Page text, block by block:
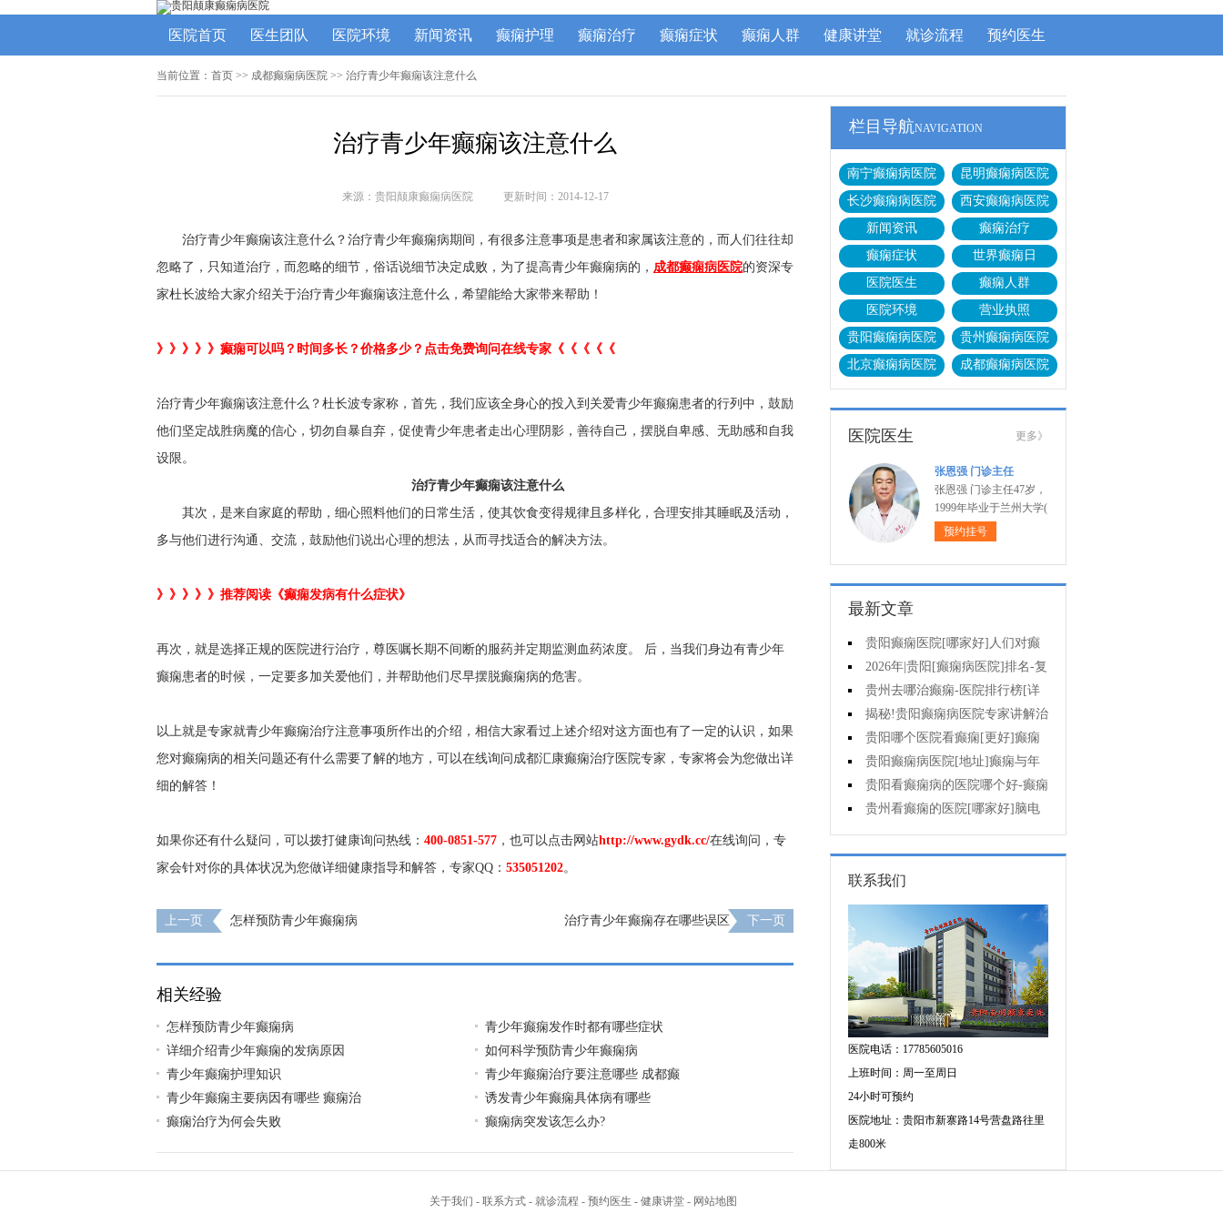
医院首页 医生团队 医院环境 新闻资讯 癫痫护理 癫痫治疗 癫痫症状 癫痫人群 健康讲堂 就诊流程 预约医生
当前位置： 首页 >> 成都癫痫病医院 >> 治疗青少年癫痫该注意什么
治疗青少年癫痫该注意什么
来源：贵阳颠康癫痫病医院 更新时间：2014-12-17
治疗青少年癫痫该注意什么？治疗青少年癫痫病期间，有很多注意事项是患者和家属该注意的，而人们往往却
忽略了，只知道治疗，而忽略的细节，俗话说细节决定成败，为了提高青少年癫痫病的， 成都癫痫病医院的资深专
家杜长波给大家介绍关于治疗青少年癫痫该注意什么，希望能给大家带来帮助！
》》》》》癫痫可以吗？时间多长？价格多少？点击免费询问在线专家《《《《 《
治疗青少年癫痫该注意什么？杜长波专家称，首先，我们应该全身心的投入到关爱青少年癫痫患者的行列中，鼓励
他们坚定战胜病魔的信心，切勿自暴自弃，促使青少年患者走出心理阴影，善待自己，摆脱自卑感、无助感和自我
设限。
治疗青少年癫痫该注意什么
其次，是来自家庭的帮助，细心照料他们的日常生活，使其饮食变得规律且多样化，合理安排其睡眠及活动，
多与他们进行沟通、交流，鼓励他们说出心理的想法，从而寻找适合的解决方法。
》》》》》推荐阅读《癫痫发病有什么症状》
再次，就是选择正规的医院进行治疗，尊医嘱长期不间断的服药并定期监测血药浓度。 后，当我们身边有青少年
癫痫患者的时候，一定要多加关爱他们，并帮助他们尽早摆脱癫痫病的危害。
以上就是专家就青少年癫痫治疗注意事项所作出的介绍，相信大家看过上述介绍对这方面也有了一定的认识，如果
您对癫痫病的相关问题还有什么需要了解的地方，可以在线询问成都汇康癫痫治疗医院专家，专家将会为您做出详
细的解答！
如果你还有什么疑问，可以拨打健康询问热线： 400-0851-577 ，也可以点击网站http://www.gydk.cc/在线询问，专
家会针对你的具体状况为您做详细健康指导和解答，专家QQ： 535051202。
上一页 怎样预防青少年癫痫病 治疗青少年癫痫存在哪些误区 下一页
相关经验
怎样预防青少年癫痫病
青少年癫痫发作时都有哪些症状
详细介绍青少年癫痫的发病原因
如何科学预防青少年癫痫病
青少年癫痫护理知识
青少年癫痫治疗要注意哪些 成都癫
青少年癫痫主要病因有哪些 癫痫治
诱发青少年癫痫具体病有哪些
癫痫治疗为何会失败
癫痫病突发该怎么办?
栏目导航NAVIGATION
南宁癫痫病医院
昆明癫痫病医院
长沙癫痫病医院
西安癫痫病医院
新闻资讯
癫痫治疗
癫痫症状
世界癫痫日
医院医生
癫痫人群
医院环境
营业执照
贵阳癫痫病医院
贵州癫痫病医院
北京癫痫病医院
成都癫痫病医院
医院医生 更多》
张恩强 门诊主任
张恩强 门诊主任47岁，
1999年毕业于兰州大学(
预约挂号
最新文章
贵阳癫痫医院[哪家好]人们对癫
痫的认识会出现哪些误区?
2026年|贵阳[癫痫病医院]排名-复
杂癫痫的早期症状是什么?
贵州去哪治癫痫-医院排行榜[详
细排名]癫痫对孩子有哪些影响?
揭秘!贵阳癫痫病医院专家讲解治
疗癫痫的有效方法有哪些?
贵阳哪个医院看癫痫[更好]癫痫
大发作有哪些症状?
贵阳癫痫病医院[地址]癫痫与年
龄有关吗?
贵阳看癫痫病的医院哪个好-癫痫
病发能强行喂药吗?
贵州看癫痫的医院[哪家好]脑电
图异常原因是什么?
联系我们
医院电话：17785605016
上班时间：周一至周日
24小时可预约
医院地址：贵阳市新寨路14号营盘路往里
走800米
关于我们 - 联系方式 - 就诊流程 - 预约医生 - 健康讲堂 - 网站地图